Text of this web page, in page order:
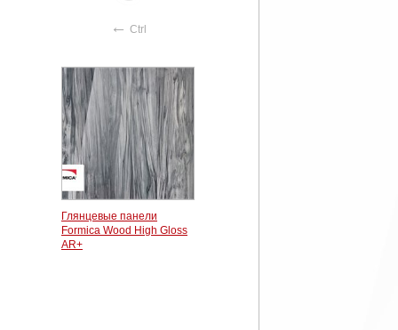
← Ctrl
Глянцевые панели
Formica Wood High Gloss
AR+